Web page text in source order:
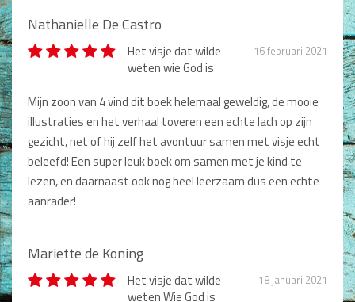
Bijbel en Wetenschap
Alphacursus
Evangelisatie en Zending
Kerk en Israël
Gemeenteleven en Leiderschap
Romans en Verhalen
Fictie
Titel review*
Beschrijving *
Nathanielle De Castro
Het visje dat wilde
weten wie God is
16 februari 2021
Mijn zoon van 4 vind dit boek helemaal geweldig, de mooie
illustraties en het verhaal toveren een echte lach op zijn
gezicht, net of hij zelf het avontuur samen met visje echt
beleefd! Een super leuk boek om samen met je kind te
lezen, en daarnaast ook nog heel leerzaam dus een echte
aanrader!
Mariette de Koning
Het visje dat wilde
weten Wie God is
18 januari 2021